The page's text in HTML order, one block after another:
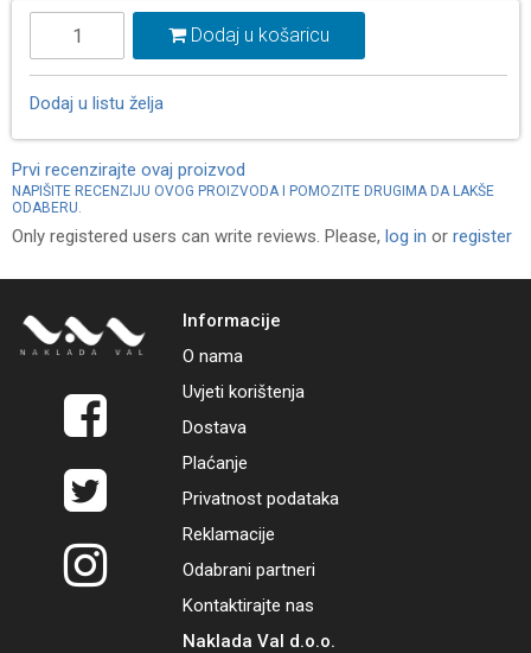
Dodaj u košaricu
Dodaj u listu želja
Prvi recenzirajte ovaj proizvod
NAPIŠITE RECENZIJU OVOG PROIZVODA I POMOZITE DRUGIMA DA LAKŠE
ODABERU.
Only registered users can write reviews. Please, log in or register
Informacije
O nama
Uvjeti korištenja
Dostava
Plaćanje
Privatnost podataka
Reklamacije
Odabrani partneri
Kontaktirajte nas
Naklada Val d.o.o.